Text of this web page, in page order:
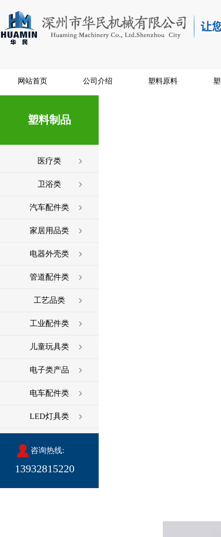
网站首页 公司介绍 塑料原料
塑料制品
医疗类
卫浴类
汽车配件类
家居用品类
电器外壳类
管道配件类
工艺品类
工业配件类
儿童玩具类
电子类产品
电车配件类
LED灯具类
咨询热线:
13932815220